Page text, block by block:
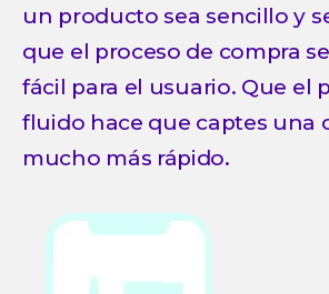
un producto sea sencillo y
que el proceso de compra
fácil para el usuario. Que el
fluido hace que captes una
mucho más rápido.